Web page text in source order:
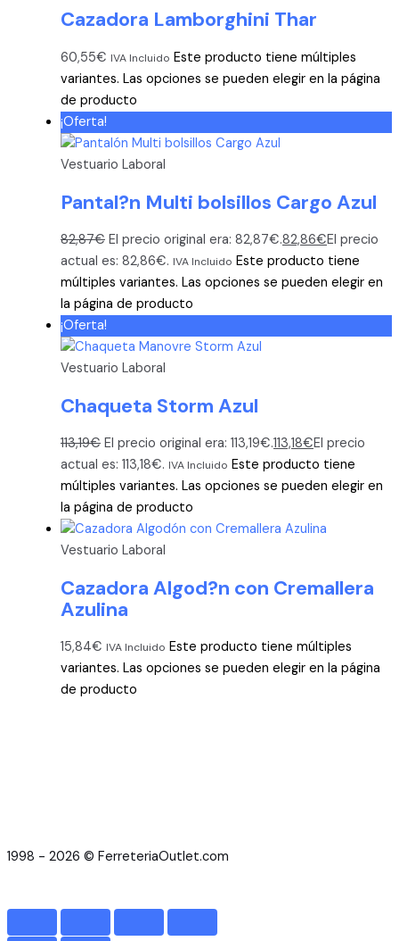
Cazadora Lamborghini Thar
60,55€ IVA Incluido Este producto tiene múltiples
variantes. Las opciones se pueden elegir en la página
de producto
¡Oferta!
Vestuario Laboral
Pantal?n Multi bolsillos Cargo Azul
82,87€ El precio original era: 82,87€.82,86€El precio
actual es: 82,86€. IVA Incluido Este producto tiene
múltiples variantes. Las opciones se pueden elegir en
la página de producto
¡Oferta!
Vestuario Laboral
Chaqueta Storm Azul
113,19€ El precio original era: 113,19€.113,18€El precio
actual es: 113,18€. IVA Incluido Este producto tiene
múltiples variantes. Las opciones se pueden elegir en
la página de producto
Vestuario Laboral
Cazadora Algod?n con Cremallera
Azulina
15,84€ IVA Incluido Este producto tiene múltiples
variantes. Las opciones se pueden elegir en la página
de producto
1998 - 2026 © FerreteriaOutlet.com